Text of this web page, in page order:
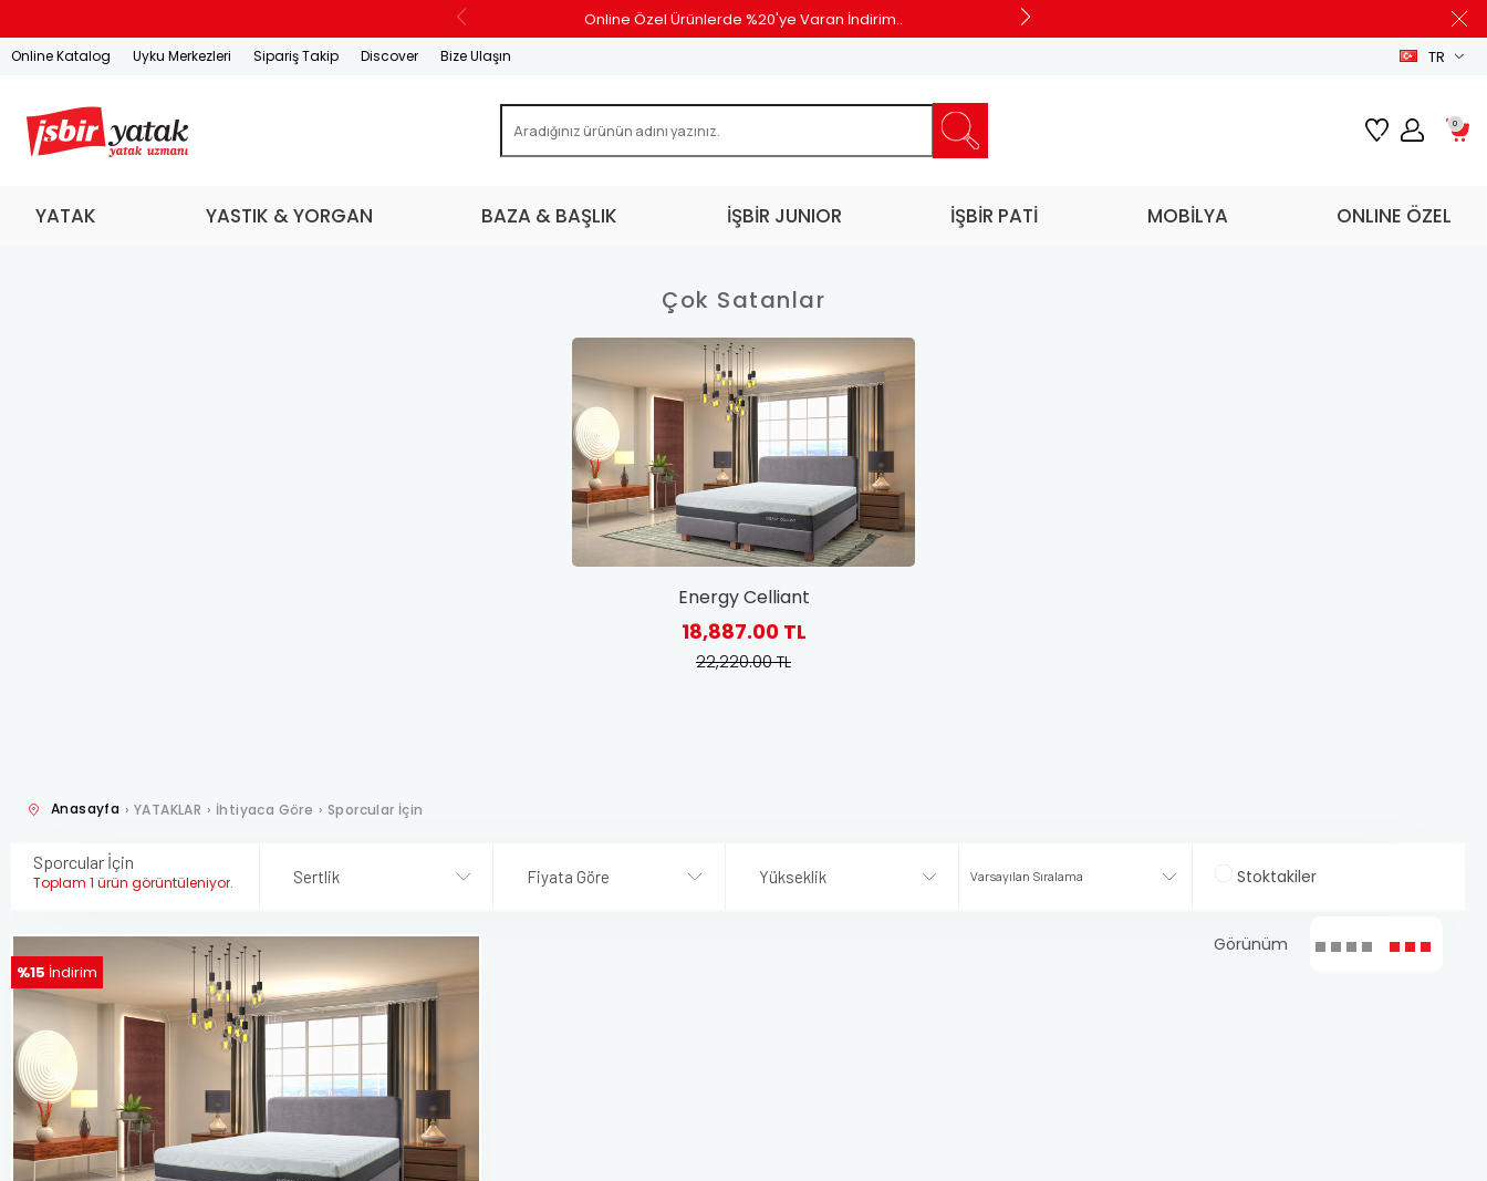
Online Özel Ürünlerde %20'ye Varan İndirim..
Online Katalog Uyku Merkezleri Sipariş Takip Discover Bize Ulaşın TR
0
YATAK YASTIK & YORGAN BAZA & BAŞLIK İŞBİR JUNIOR İŞBİR PATİ MOBİLYA ONLINE ÖZEL
Anasayfa › YATAKLAR › İhtiyaca Göre › Sporcular İçin
Sporcular İçin
Toplam 1 ürün görüntüleniyor. Sertlik Fiyata Göre Yükseklik Stoktakiler
Görünüm
%15 İndirim